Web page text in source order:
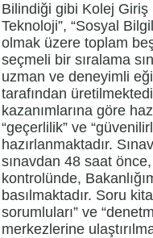
Bilindiği gibi Kolej Giriş
Teknoloji”, “Sosyal
olmak üzere toplam
seçmeli bir sıralama
uzman ve deneyimli
tarafından
kazanımlarına göre
“geçerlilik” ve
hazırlanmaktadır.
sınavdan 48 saat
kontrolünde,
basılmaktadır. Soru
sorumluları” ve
merkezlerine